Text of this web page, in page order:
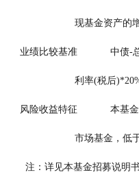
现基
业绩比较基准            中债-
利率(税后
风险收益特征            本基
注：详见本基金招募说明